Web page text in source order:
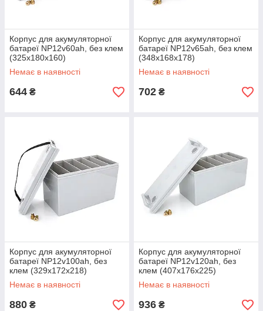
Корпус для акумуляторної
батареї NP12v60ah, без клем
(325x180x160)
Немає в наявності
644 ₴
Корпус для акумуляторної
батареї NP12v65ah, без клем
(348x168x178)
Немає в наявності
702 ₴
Корпус для акумуляторної
батареї NP12v100ah, без
клем (329x172x218)
Немає в наявності
880 ₴
Корпус для акумуляторної
батареї NP12v120ah, без
клем (407x176x225)
Немає в наявності
936 ₴